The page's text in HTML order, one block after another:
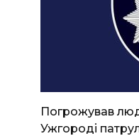
Погрожував
Ужгороді